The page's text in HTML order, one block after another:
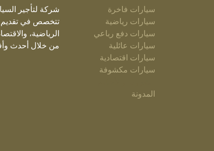
سيارات فاخرة
سيارات رياضية
سيارات دفع رباعي
سيارات عائلية
سيارات اقتصادية
سيارات مكشوفة
المدونة
شركة لتأجير
تتخصص في تقديم
الرياضية،
من خلال أحدث